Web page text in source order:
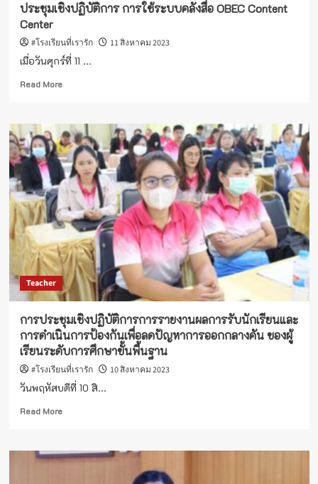
ประชุมเชิงปฏิบัติการ การใช้ระบบคลังสื่อ OBEC Content
Center
#โรงเรียนที่เรารัก 11 สิงหาคม 2023
เมื่อวันศุกร์ที่ 11 ...
Read MoreRead
ประชุม
เชิง
ปฏิบัติ
การ
การ
ใช้
ระบบ
คลัง
สื่อ
OBEC
Content
Center
Teacher
การประชุมเชิงปฏิบัติการการรายงานผลการรับนักเรียนและ
การดำเนินการป้องกันเพื่อลดปัญหาการออกกลางคัน ของผู้
เรียนระดับการศึกษาขั้นพื้นฐาน
#โรงเรียนที่เรารัก 10 สิงหาคม 2023
วันพฤหัสบดีที่ 10 สิ...
Read MoreRead
การ
ประชุม